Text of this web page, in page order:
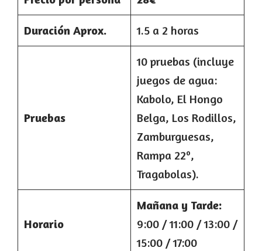
Duración Aprox. 1.5 a 2 horas
Pruebas
10 pruebas (incluye
juegos de agua:
Kabolo, El Hongo
Belga, Los Rodillos,
Zamburguesas,
Rampa 22º,
Tragabolas).
Horario
Mañana y Tarde:
9:00 / 11:00 / 13:00 /
15:00 / 17:00